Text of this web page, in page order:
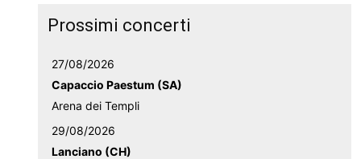
Prossimi concerti
27/08/2026
Capaccio Paestum (SA)
Arena dei Templi
29/08/2026
Lanciano (CH)